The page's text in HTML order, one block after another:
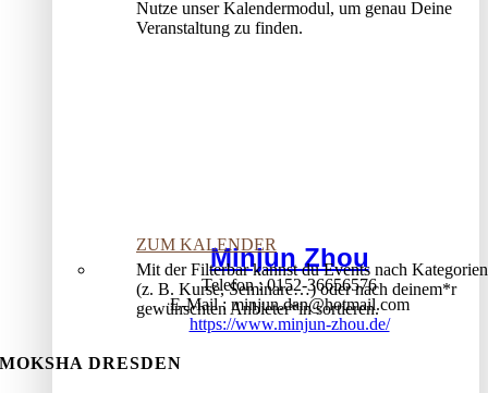
Nutze unser Kalendermodul, um genau Deine
Veranstaltung zu finden.
ZUM KALENDER
Mit der Filterbar kannst du Events nach Kategorien
(z. B. Kurse, Seminare…) oder nach deinem*r
gewünschten Anbieter*in sortieren.
Minjun Zhou
Telefon 0152-36656576
E-Mail minjun.dan@hotmail.com
https://www.minjun-zhou.de/
MOKSHA DRESDEN